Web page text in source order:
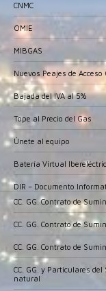
CNMC
OMIE
MIBGAS
Nuevos Peajes de
Bajada del IVA al 5%
Tope al Precio del Gas
Únete al equipo
Batería Virtual
DIR – Documento
CC. GG. Contrato de
CC. GG. Contrato de
CC. GG. Contrato de
CC. GG. y Particulares
natural